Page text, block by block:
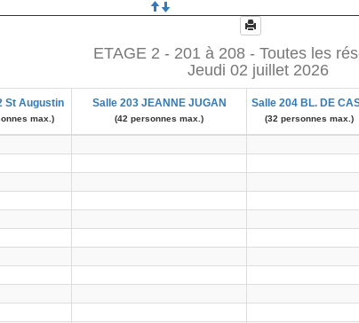
St Augustin
max.)
Salle 203 JEANNE JUGAN
(42 personnes max.)
Salle 204 BL. DE
(32 personnes max.)
ETAGE 2 - 201 à 208 - Toutes les
Jeudi 02 juillet 2026